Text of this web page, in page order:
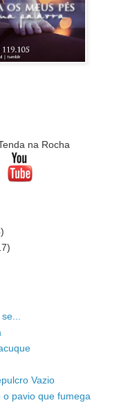
na Rocha
Vazio
o pavio que fumega